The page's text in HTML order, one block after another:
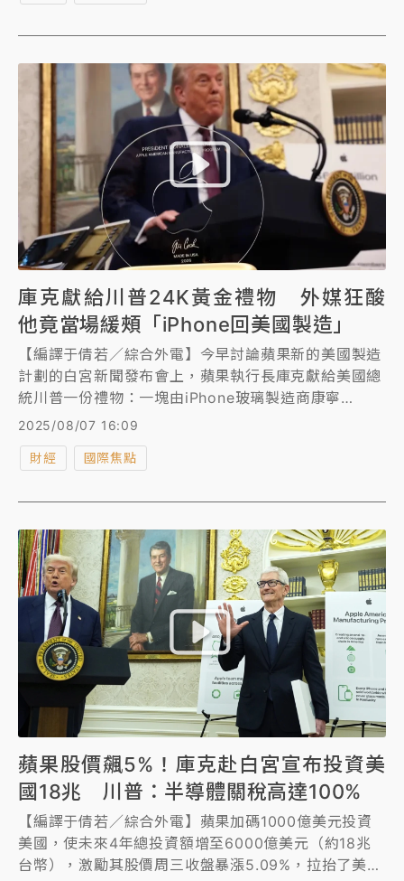
庫克獻給川普24K黃金禮物 外媒狂酸
他竟當場緩頰「iPhone回美國製造」
【編譯于倩若／綜合外電】今早討論蘋果新的美國製造
計劃的白宮新聞發布會上，蘋果執行長庫克獻給美國總
統川普一份禮物：一塊由iPhone玻璃製造商康寧
（Corning）生產的「獨特」玻璃，鑲嵌在24K的黃金
底座上。
2025/08/07 16:09
財經 國際焦點
蘋果股價飆5%！庫克赴白宮宣布投資美
國18兆 川普：半導體關稅高達100%
【編譯于倩若／綜合外電】蘋果加碼1000億美元投資
美國，使未來4年總投資額增至6000億美元（約18兆
台幣），激勵其股價周三收盤暴漲5.09%，拉抬了美